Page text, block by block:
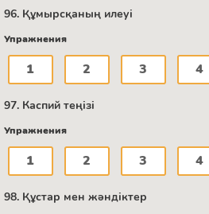
96. Құмырсқаның илеуі
Упражнения
1 2 3 4
97. Каспий теңізі
Упражнения
1 2 3 4
98. Құстар мен жәндіктер